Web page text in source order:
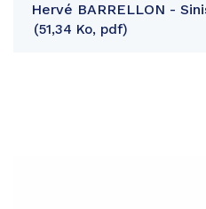
Hervé BARRELLON -
51,34 Ko, pdf